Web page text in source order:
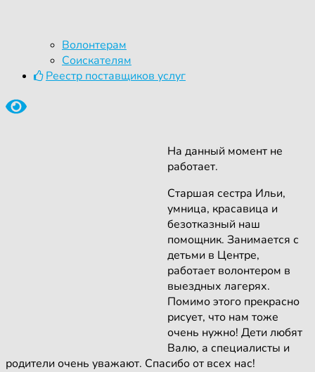
Волонтерам
Соискателям
Реестр поставщиков услуг
На данный момент не
работает.
Старшая сестра Ильи,
умница, красавица и
безотказный наш
помощник. Занимается с
детьми в Центре,
работает волонтером в
выездных лагерях.
Помимо этого прекрасно
рисует, что нам тоже
очень нужно! Дети любят
Валю, а специалисты и
родители очень уважают. Спасибо от всех нас!